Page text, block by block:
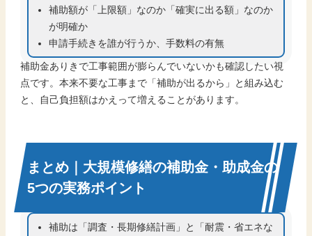
補助額が「上限額」なのか「確実に出る額」なのか
が明確か
申請手続きを誰が行うか、手数料の有無
補助金ありきで工事範囲が膨らんでいないかも確認したい視
点です。本来不要な工事まで「補助が出るから」と組み込む
と、自己負担額はかえって増えることがあります。
まとめ｜大規模修繕の補助金・助成金の
5つの実務ポイント
補助は「調査・長期修繕計画」と「耐震・省エネな